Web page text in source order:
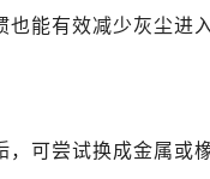
能有效减少灰尘进
可尝试换成金属或